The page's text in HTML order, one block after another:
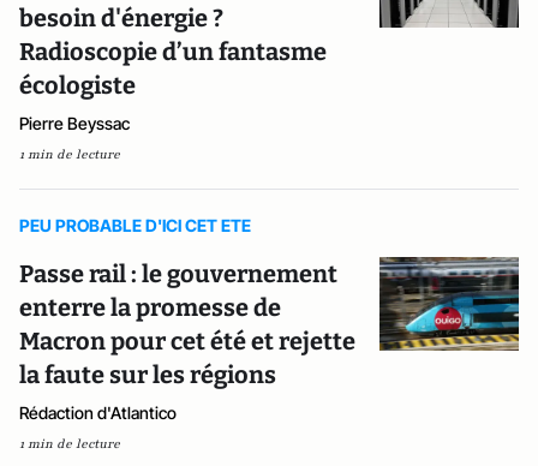
besoin d'énergie ?
Radioscopie d’un fantasme
écologiste
Pierre Beyssac
1 min de lecture
PEU PROBABLE D'ICI CET ETE
Passe rail : le gouvernement
enterre la promesse de
Macron pour cet été et rejette
la faute sur les régions
Rédaction d'Atlantico
1 min de lecture